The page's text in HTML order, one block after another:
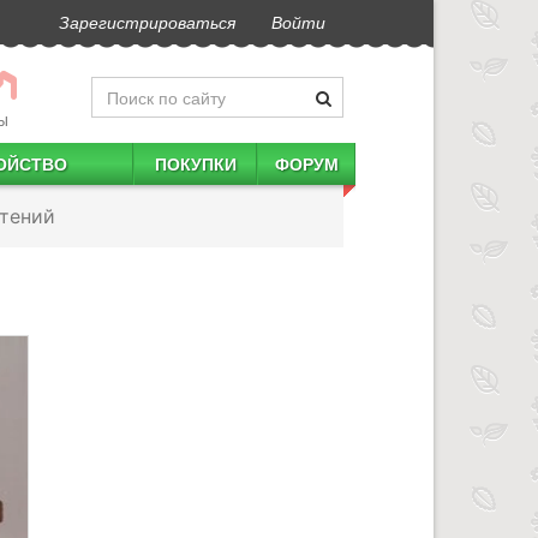
Зарегистрироваться Войти
ПОКУПКИ ФОРУМ